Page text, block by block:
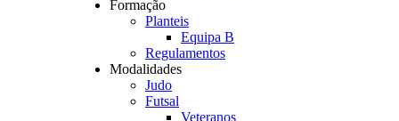
Formação
Planteis
Equipa B
Regulamentos
Modalidades
Judo
Futsal
Veteranos